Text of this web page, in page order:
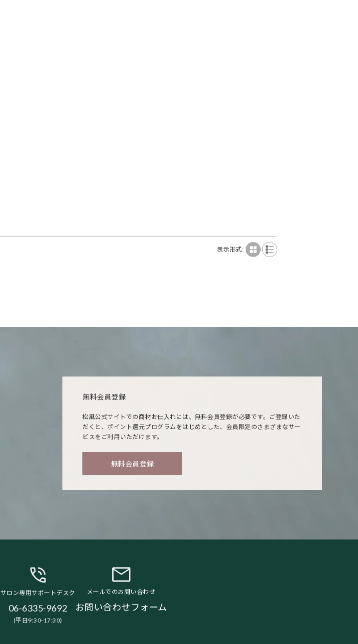
表示形式:
無料会員登録
松風公式サイトでの商材お仕入れには、無料会員登録が必要です。ご登録いた
だくと、ポイント還元プログラムをはじめとした、会員限定のさまざまなサー
ビスをご利用いただけます。
無料会員登録
サロン専用サポートデスク
06-6335-9692
(平日9:30-17:30)
メールでのお問い合わせ
お問い合わせフォーム